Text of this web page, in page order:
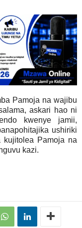
Pamoja na wajibu
askari hao ni
kwenye jamii,
ushiriki
Pamoja na
kazi.